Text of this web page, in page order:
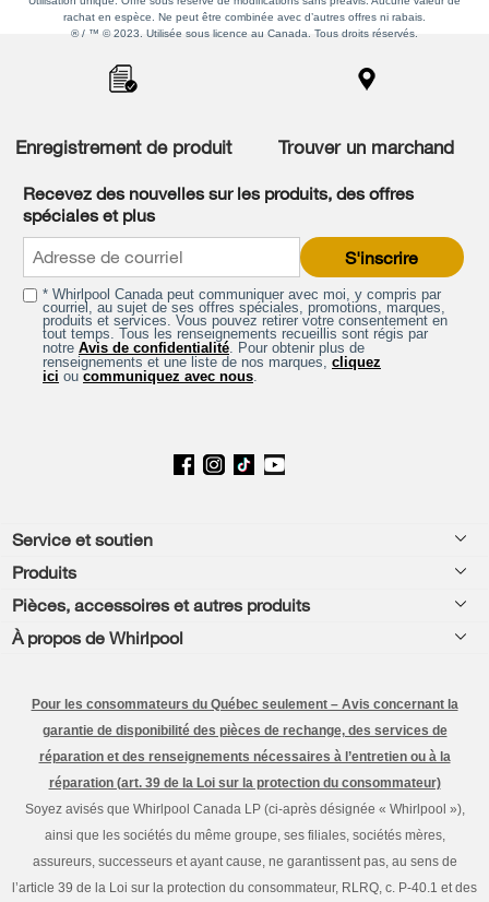
rachat en espèce. Ne peut être combinée avec d’autres offres ni rabais.
® / ™ © 2023. Utilisée sous licence au Canada. Tous droits réservés.
list,
you
find
end
Enregistrement de produit Trouver un marchand
Recevez des nouvelles sur les produits, des offres
spéciales et plus
S'inscrire
* Whirlpool Canada peut communiquer avec moi, y compris par
courriel, au sujet de ses offres spéciales, promotions, marques,
produits et services. Vous pouvez retirer votre consentement en
tout temps. Tous les renseignements recueillis sont régis par
notre Avis de confidentialité . Pour obtenir plus de
renseignements et une liste de nos marques, cliquez
ici oucommuniquez avec nous
Footer
Service et soutien
Aide relative aux produits
Planifier une installation
Planifier une réparation
Renseignements relatifs à la garantie
Programmes de service prolongé
Mes électroménagers
Produits
Laveuses et sécheuses
Cuisine
Appareils de cuisson
Lave-vaisselle et nettoyage
Piédestaux
Filtres à eau
Trouver un marchand
Pièces, accessoires et autres produits
Accessoires
Programme d’abonnement aux filtres à eau
À propos de Whirlpool
Communiquez avec nous
À propos de nous
Carrières
Pour les consommateurs du Québec seulement – Avis concernant la
garantie de disponibilité des pièces de rechange, des services de
réparation et des renseignements nécessaires à l’entretien ou à la
réparation (art. 39 de la Loi sur la protection du consommateur)
Soyez avisés que Whirlpool Canada LP (ci-après désignée « Whirlpool »),
ainsi que les sociétés du même groupe, ses filiales, sociétés mères,
assureurs, successeurs et ayant cause, ne garantissent pas, au sens de
l’article 39 de la Loi sur la protection du consommateur, RLRQ, c. P-40.1 et des